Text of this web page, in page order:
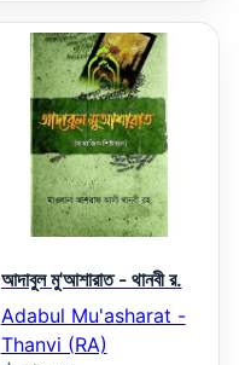
আদাবুল মু'আশারাত - থানবী র.
Adabul Mu'asharat -
Thanvi (RA)